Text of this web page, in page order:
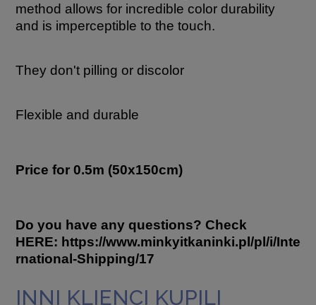
method allows for incredible color durability
and is imperceptible to the touch.
They don't pilling or discolor
Flexible and durable
Price for 0.5m (50x150cm)
Do you have any questions? Check
HERE: https://www.minkyitkaninki.pl/pl/i/Inte
rnational-Shipping/17
INNI KLIENCI KUPILI